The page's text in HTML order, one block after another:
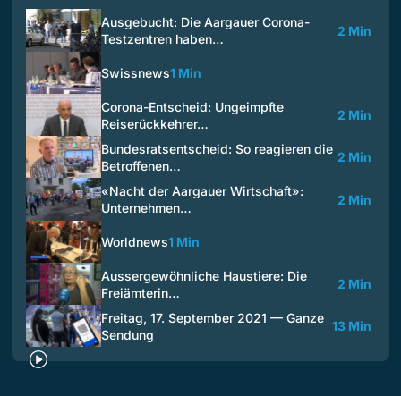
Ausgebucht: Die Aargauer Corona-
Testzentren haben…
2 Min
Swissnews1 Min
Corona-Entscheid: Ungeimpfte
Reiserückkehrer…
2 Min
Bundesratsentscheid: So reagieren die
Betroffenen…
2 Min
«Nacht der Aargauer Wirtschaft»:
Unternehmen…
2 Min
Worldnews1 Min
Aussergewöhnliche Haustiere: Die
Freiämterin…
2 Min
Freitag, 17. September 2021 — Ganze
Sendung
13 Min